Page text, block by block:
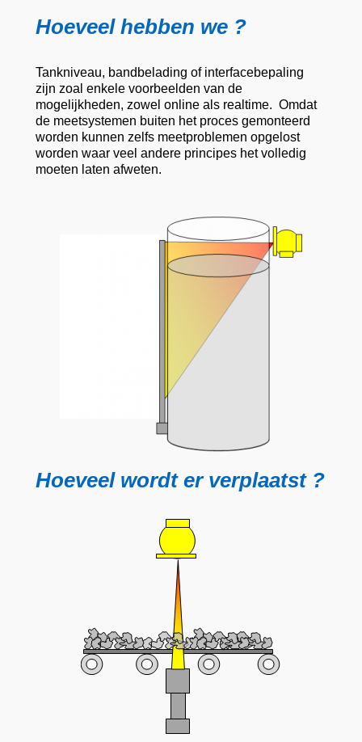
Hoeveel hebben we ?
Tankniveau, bandbelading of interfacebepaling
zijn zoal enkele voorbeelden van de
mogelijkheden, zowel online als realtime. Omdat
de meetsystemen buiten het proces gemonteerd
worden kunnen zelfs meetproblemen opgelost
worden waar veel andere principes het volledig
moeten laten afweten.
Hoeveel wordt er verplaatst ?